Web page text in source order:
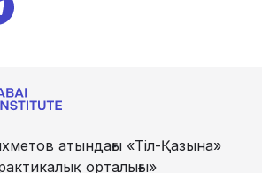
атындағы «Тіл-Қазына»
орталығы»